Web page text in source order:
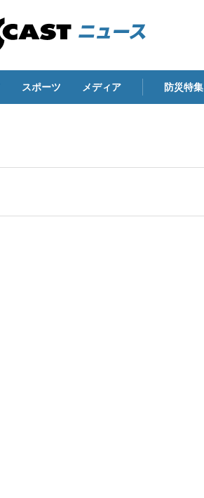
スポーツ メディア 防災特集